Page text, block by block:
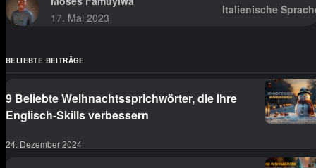
17. Mai 2023
Italienische
BELIEBTE BEITRÄGE
9 Beliebte Weihnachtssprichwörter, die Ihre
Englisch-Skills verbessern
24. Dezember 2024